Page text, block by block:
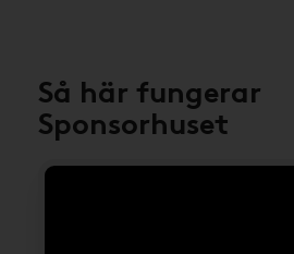
Så här fungerar
Sponsorhuset